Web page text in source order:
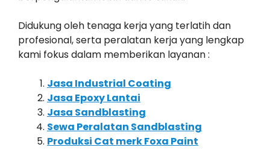
Didukung oleh tenaga kerja yang terlatih dan
profesional, serta peralatan kerja yang lengkap
kami fokus dalam memberikan layanan :
Jasa Industrial Coating
Jasa Epoxy Lantai
Jasa Sandblasting
Sewa Peralatan Sandblasting
Produksi Cat merk Foxa Paint